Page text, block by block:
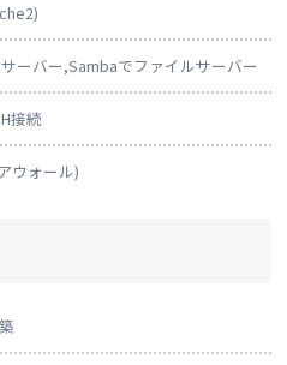
ーバー,Sambaでファイルサーバー
接続
ウォール)